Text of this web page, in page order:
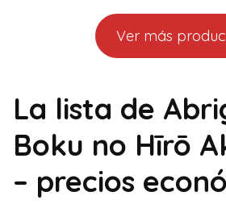
Ver más
La lista de
Boku no Hīrō
– precios